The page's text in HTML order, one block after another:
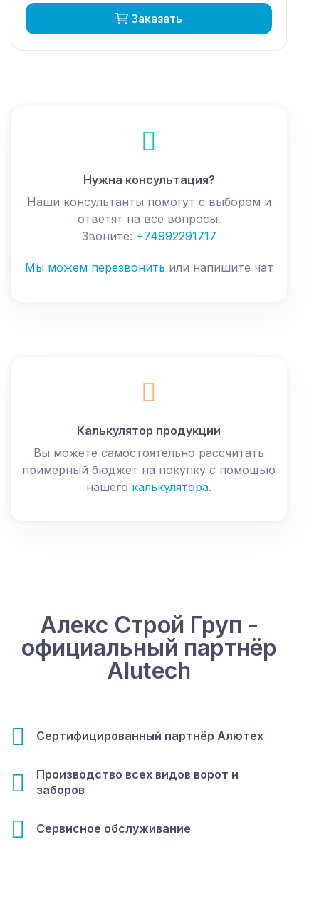
Заказать
Нужна консультация?
Наши консультанты помогут с выбором и
ответят на все вопросы.
Звоните: +74992291717
Мы можем перезвонить или напишите чат
Калькулятор продукции
Вы можете самостоятельно рассчитать
примерный бюджет на покупку с помощью
нашего калькулятора.
Алекс Строй Груп -
официальный партнёр
Alutech
Сертифицированный партнёр Алютех
Производство всех видов ворот и
заборов
Сервисное обслуживание